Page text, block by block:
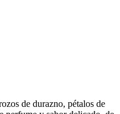
de durazno, pétalos de